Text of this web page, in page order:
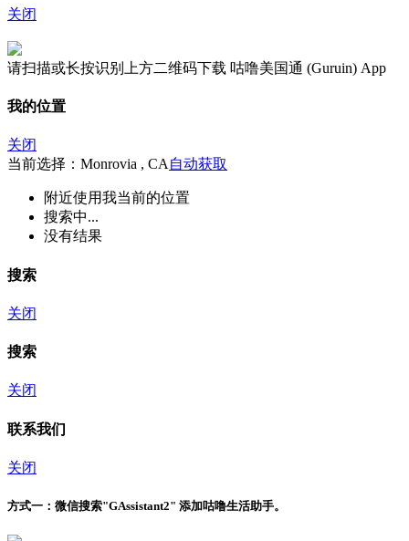
关闭
请扫描或长按识别上方二维码下载 咕噜美国通 (Guruin) App
我的位置
关闭
当前选择：Monrovia , CA 自动获取
附近使用我当前的位置
搜索中...
没有结果
搜索
关闭
搜索
关闭
联系我们
关闭
方式一： 微信搜索"GAssistant2" 添加咕噜生活助手。